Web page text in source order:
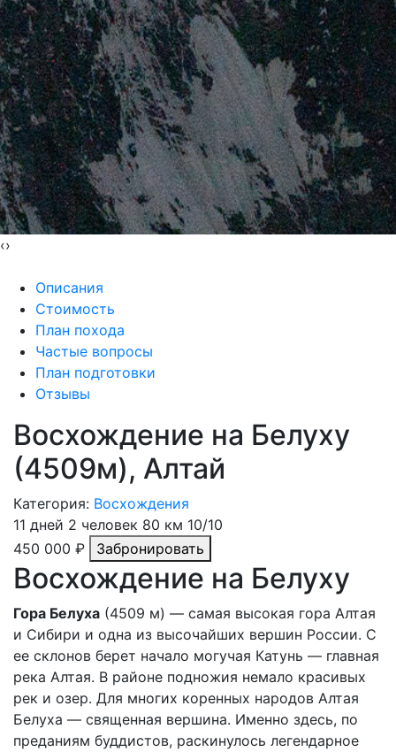
‹›
Описания
Стоимость
План похода
Частые вопросы
План подготовки
Отзывы
Восхождение на Белуху
(4509м), Алтай
450 000 ₽ Забронировать
Категория: Восхождения
11 дней 2 человек 80 км 10/10
Восхождение на Белуху
Гора Белуха (4509 м) — самая высокая гора Алтая
и Сибири и одна из высочайших вершин России. С
ее склонов берет начало могучая Катунь — главная
река Алтая. В районе подножия немало красивых
рек и озер. Для многих коренных народов Алтая
Белуха — священная вершина. Именно здесь, по
преданиям буддистов, раскинулось легендарное